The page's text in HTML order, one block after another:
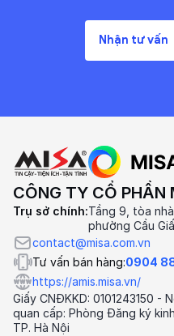
Nhận tư vấn
CÔNG TY CỔ PHẦN
Trụ sở chính:Tầng 9, tòa
phường Cầu
contact@misa.com.vn
Tư vấn bán hàng:0904
https://amis.misa.vn/
Giấy CNĐKKD: 0101243150 -
quan cấp: Phòng Đăng ký
TP. Hà Nội